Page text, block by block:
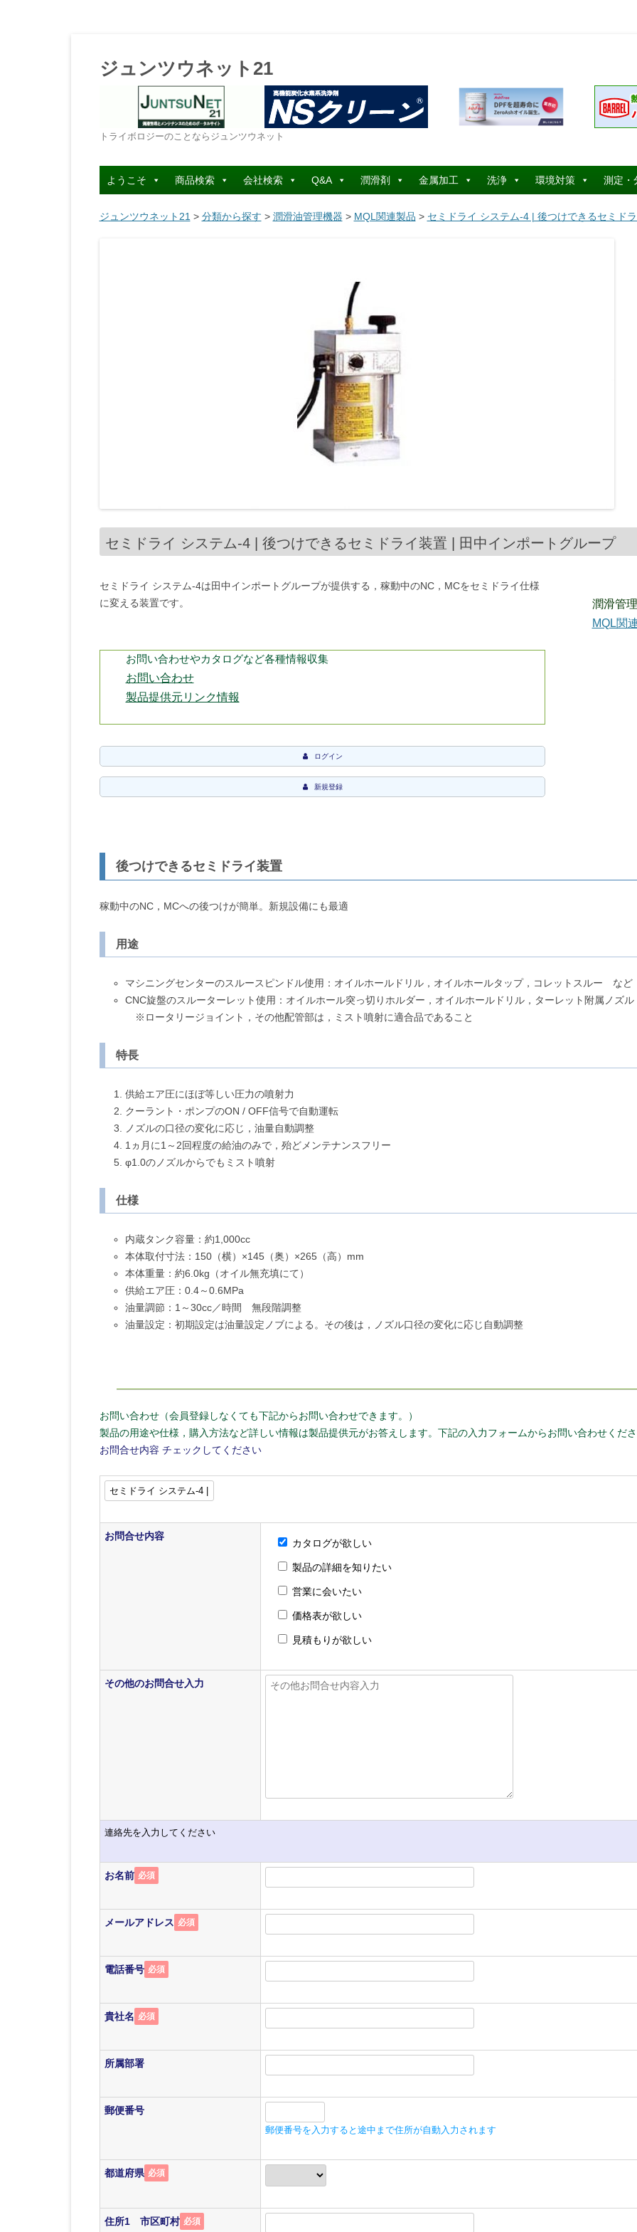
ジュンツウネット21
トライボロジーのことならジュンツウネット
コ
ン
テ
ン
へ
ようこそ 商品検索 会社検索 Q&A 潤滑剤 金属加工 洗浄 環境対策 測定・
ジュンツウネット21 > 分類から探す > 潤滑油管理機器 > MQL関連製品 > セミドライ システム-4 | 後つけできるセミド
セミドライ システム-4 | 後つけできるセミドライ装置 | 田中インポートグループ
セミドライ システム-4は田中インポートグループが提供する，稼動中のNC，MCをセミドライ仕様
に変える装置です。
お問い合わせやカタログなど各種情報収集
お問い合わせ
製品提供元リンク情報
ログイン
新規登録
潤滑管
MQL関
後つけできるセミドライ装置
稼動中のNC，MCへの後つけが簡単。新規設備にも最適
用途
マシニングセンターのスルースピンドル使用：オイルホールドリル，オイルホールタップ，コレットスルー など
CNC旋盤のスルーターレット使用：オイルホール突っ切りホルダー，オイルホールドリル，ターレット附属ノズ
※ロータリージョイント，その他配管部は，ミスト噴射に適合品であること
特長
供給エア圧にほぼ等しい圧力の噴射力
クーラント・ポンプのON / OFF信号で自動運転
ノズルの口径の変化に応じ，油量自動調整
1ヵ月に1～2回程度の給油のみで，殆どメンテナンスフリー
φ1.0のノズルからでもミスト噴射
仕様
内蔵タンク容量：約1,000cc
本体取付寸法：150（横）×145（奥）×265（高）mm
本体重量：約6.0kg（オイル無充填にて）
供給エア圧：0.4～0.6MPa
油量調節：1～30cc／時間 無段階調整
油量設定：初期設定は油量設定ノブによる。その後は，ノズル口径の変化に応じ自動調整
お問い合わせ（会員登録しなくても下記からお問い合わせできます。）
製品の用途や仕様，購入方法など詳しい情報は製品提供元がお答えします。下記の入力フォームからお問い合わせくだ
お問合せ内容 チェックしてください
お問合せ内容
カタログが欲しい
製品の詳細を知りたい
営業に会いたい
価格表が欲しい
見積もりが欲しい
その他のお問合せ入力
連絡先を入力してください
お名前 必須
メールアドレス 必須
電話番号 必須
貴社名 必須
所属部署
郵便番号
郵便番号を入力すると途中まで住所が自動入力されます
都道府県 必須
住所1 市区町村 必須